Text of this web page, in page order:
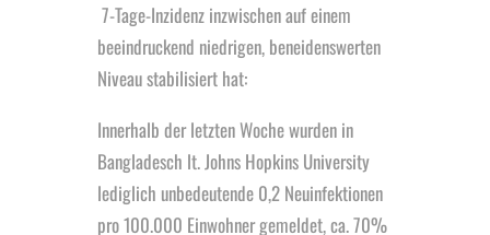
7-Tage-Inzidenz inzwischen auf einem
beeindruckend niedrigen, beneidenswerten
Niveau stabilisiert hat:
Innerhalb der letzten Woche wurden in
Bangladesch lt. Johns Hopkins University
lediglich unbedeutende 0,2 Neuinfektionen
pro 100.000 Einwohner gemeldet, ca. 70%